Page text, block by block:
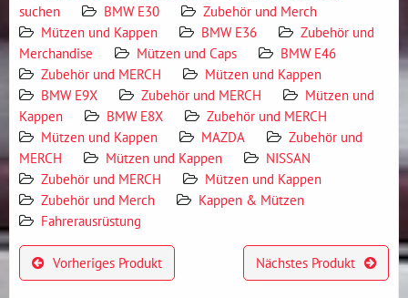
suchen
BMW E30
Zubehör und Merch
Mützen und Kappen
BMW E36
Zubehör und
Merchandise
Mützen und Caps
BMW E46
Zubehör und MERCH
Mützen und Kappen
BMW E9X
Zubehör und MERCH
Mützen und
Kappen
BMW E8X
Zubehör und MERCH
Mützen und Kappen
MAZDA
Zubehör und
MERCH
Mützen und Kappen
NISSAN
Zubehör und MERCH
Mützen und Kappen
Zubehör und Merch
Kappen & Mützen
Fahrerausrüstung
Vorheriges Produkt Nächstes Produkt